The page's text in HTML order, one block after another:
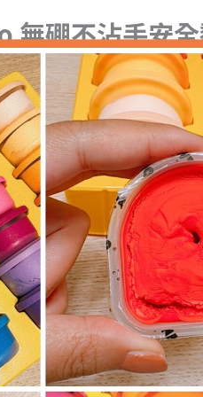
硼不沾手安